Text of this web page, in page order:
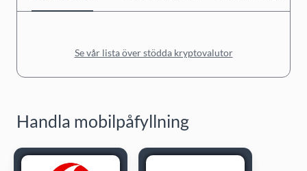
Se vår lista över stödda kryptovalutor
Handla mobilpåfyllning